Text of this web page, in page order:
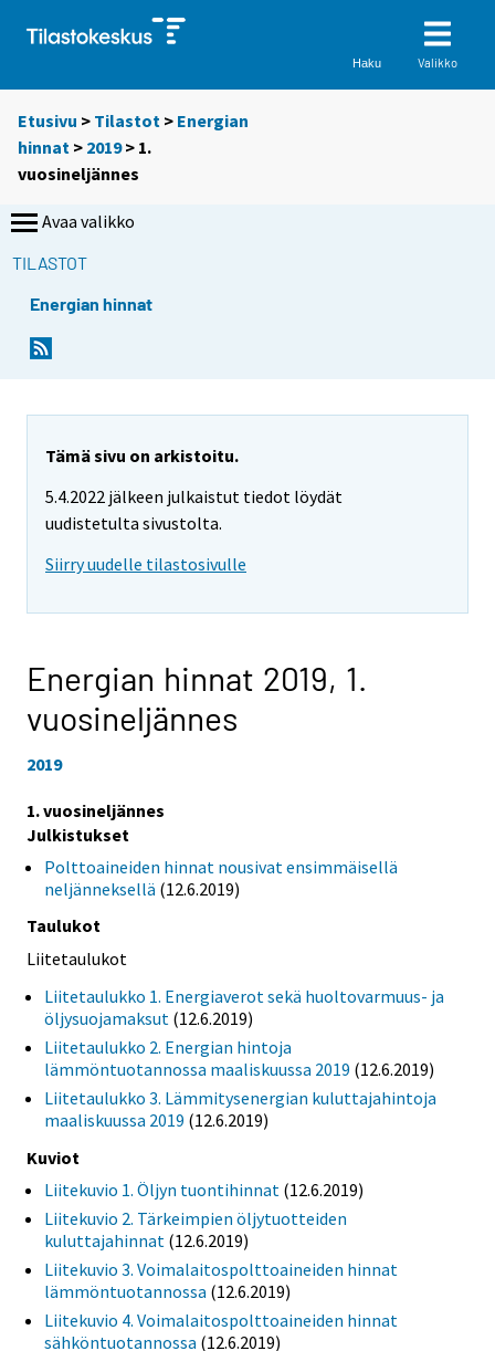
Haku Valikko
Etusivu > Tilastot > Energian
hinnat > 2019> 1.
vuosineljännes
Avaa valikko
TILASTOT
Energian hinnat
Tämä sivu on arkistoitu.
5.4.2022 jälkeen julkaistut tiedot löydät
uudistetulta sivustolta.
Siirry uudelle tilastosivulle
Energian hinnat 2019, 1.
vuosineljännes
2019
1. vuosineljännes
Julkistukset
Polttoaineiden hinnat nousivat ensimmäisellä
neljänneksellä (12.6.2019)
Taulukot
Liitetaulukot
Liitetaulukko 1. Energiaverot sekä huoltovarmuus- ja
öljysuojamaksut (12.6.2019)
Liitetaulukko 2. Energian hintoja
lämmöntuotannossa maaliskuussa 2019 (12.6.2019)
Liitetaulukko 3. Lämmitysenergian kuluttajahintoja
maaliskuussa 2019 (12.6.2019)
Kuviot
Liitekuvio 1. Öljyn tuontihinnat (12.6.2019)
Liitekuvio 2. Tärkeimpien öljytuotteiden
kuluttajahinnat (12.6.2019)
Liitekuvio 3. Voimalaitospolttoaineiden hinnat
lämmöntuotannossa (12.6.2019)
Liitekuvio 4. Voimalaitospolttoaineiden hinnat
sähköntuotannossa (12.6.2019)